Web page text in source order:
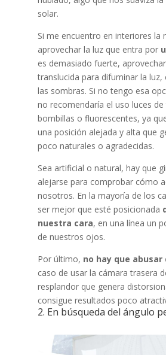
solar.
Si me encuentro en interiores la
aprovechar la luz que entra por
es demasiado fuerte,
translucida para difuminar la luz,
las sombras. Si no tengo esa
no recomendaría el uso luces
bombillas o fluorescentes, ya
una posición alejada y alta que
poco naturales o agradecidas.
Sea artificial o natural, hay que
alejarse para comprobar cómo
nosotros. En la mayoría de los
ser mejor que esté posicionada
nuestra cara, en una línea un
de nuestros ojos.
Por último, no hay que abusar
caso de usar la cámara trasera
resplandor que genera
consigue resultados poco
2. En búsqueda del ángulo